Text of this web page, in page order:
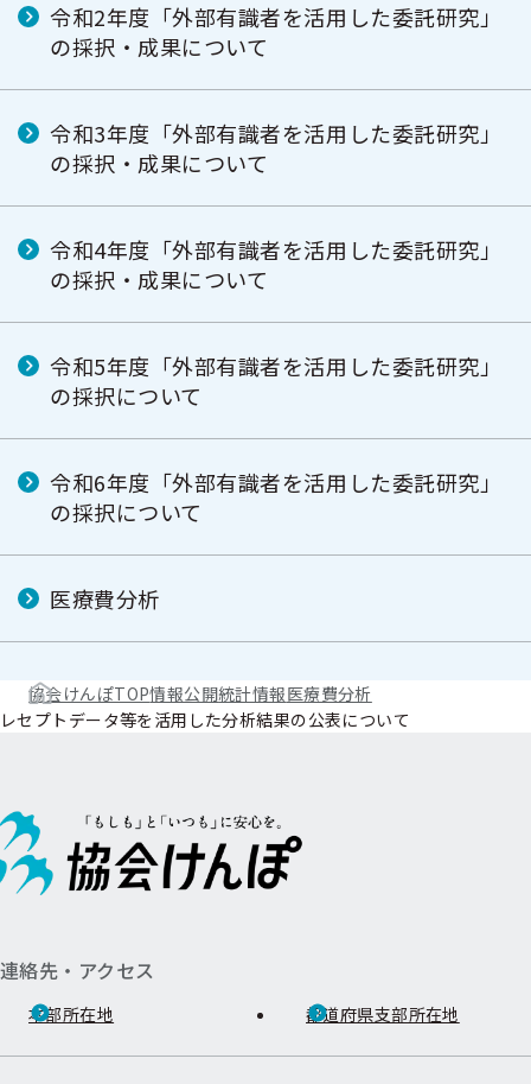
令和2年度「外部有識者を活用した委託研究」
の採択・成果について
令和3年度「外部有識者を活用した委託研究」
の採択・成果について
令和4年度「外部有識者を活用した委託研究」
の採択・成果について
令和5年度「外部有識者を活用した委託研究」
の採択について
令和6年度「外部有識者を活用した委託研究」
の採択について
医療費分析
協会けんぽTOP情報公開統計情報医療費分析
レセプトデータ等を活用した分析結果の公表について
連絡先・アクセス
本部所在地 都道府県支部所在地